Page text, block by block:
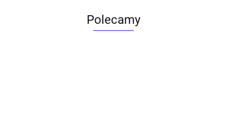
Polecamy